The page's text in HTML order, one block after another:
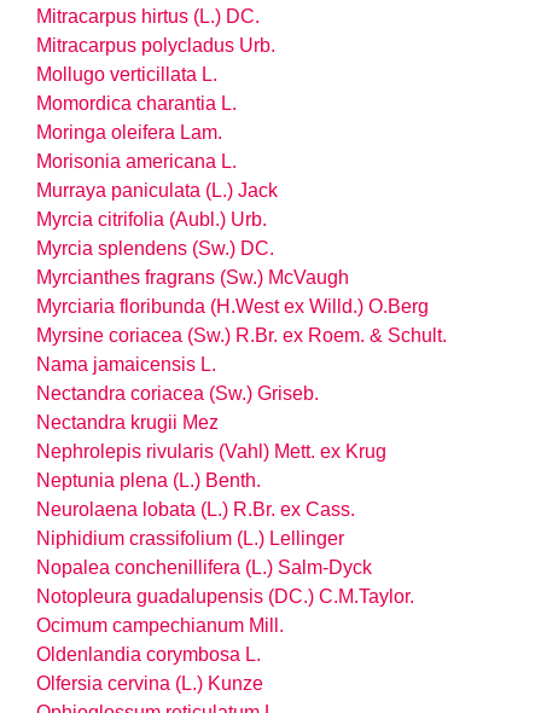
Mitracarpus hirtus (L.) DC.
Mitracarpus polycladus Urb.
Mollugo verticillata L.
Momordica charantia L.
Moringa oleifera Lam.
Morisonia americana L.
Murraya paniculata (L.) Jack
Myrcia citrifolia (Aubl.) Urb.
Myrcia splendens (Sw.) DC.
Myrcianthes fragrans (Sw.) McVaugh
Myrciaria floribunda (H.West ex Willd.) O.Berg
Myrsine coriacea (Sw.) R.Br. ex Roem. & Schult.
Nama jamaicensis L.
Nectandra coriacea (Sw.) Griseb.
Nectandra krugii Mez
Nephrolepis rivularis (Vahl) Mett. ex Krug
Neptunia plena (L.) Benth.
Neurolaena lobata (L.) R.Br. ex Cass.
Niphidium crassifolium (L.) Lellinger
Nopalea conchenillifera (L.) Salm-Dyck
Notopleura guadalupensis (DC.) C.M.Taylor.
Ocimum campechianum Mill.
Oldenlandia corymbosa L.
Olfersia cervina (L.) Kunze